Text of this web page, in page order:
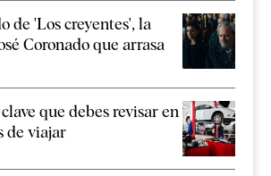
de 'Los creyentes', la
Coronado que arrasa
que debes revisar en
de viajar